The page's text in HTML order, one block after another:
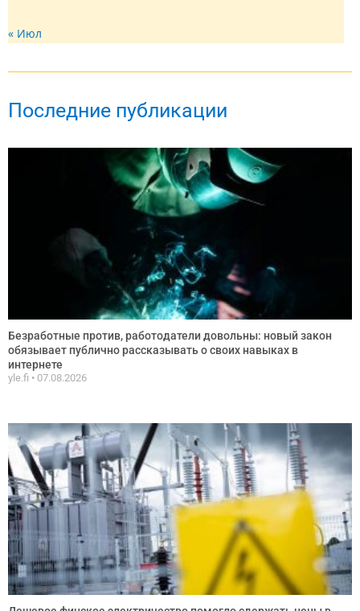
« Июл
Последние публикации
Безработные против, работодатели довольны: новый закон
обязывает публично рассказывать о своих навыках в
интернете
yle.fi 07.08.2026